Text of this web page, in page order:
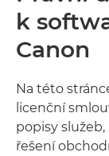
k
Canon
Na této
licenční
popisy
řešení